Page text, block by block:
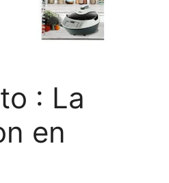
: La
en